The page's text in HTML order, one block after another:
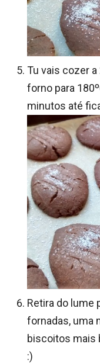
Tu vais cozer a
forno para
minutos até
Retira do lume
fornadas, uma
biscoitos mais
:)